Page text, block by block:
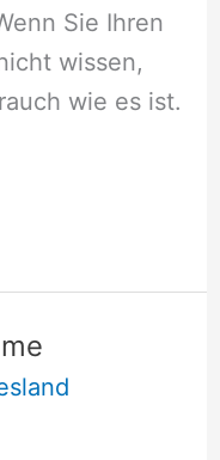
Sie Ihren
wissen,
wie es ist.